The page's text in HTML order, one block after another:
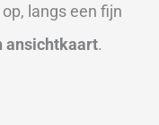
langs een fijn
ansichtkaart.